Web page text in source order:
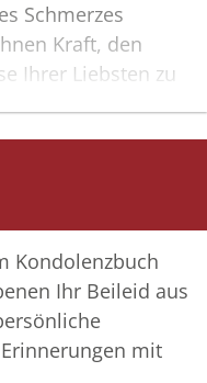
Schmerzes
Kraft, den
Ihrer Liebsten zu
des Gedenkens
Ihnen
gemeinsam
Kondolenzbuch
Ihr Beileid aus
mit